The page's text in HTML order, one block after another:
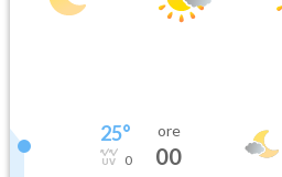
25°
0
ore
00